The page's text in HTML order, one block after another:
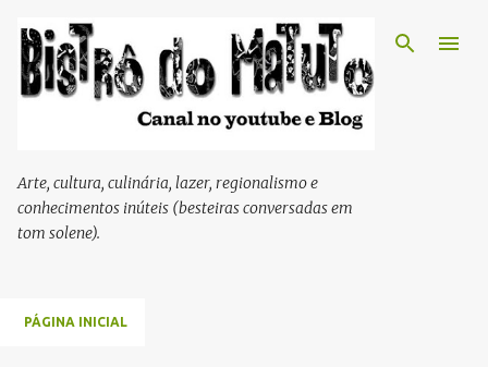
Pular para o conteúdo principal
Arte, cultura, culinária, lazer, regionalismo e
conhecimentos inúteis (besteiras conversadas em
tom solene).
PÁGINA INICIAL